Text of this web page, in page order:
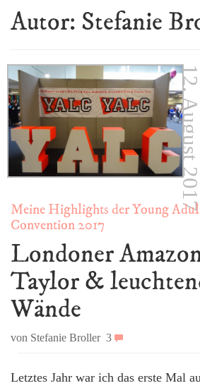
Autor: Stefanie
12. August 2017
Meine Highlights der Young
Convention 2017
Londoner
Taylor &
Wände
von Stefanie Broller 3
Letztes Jahr war ich das erste Mal